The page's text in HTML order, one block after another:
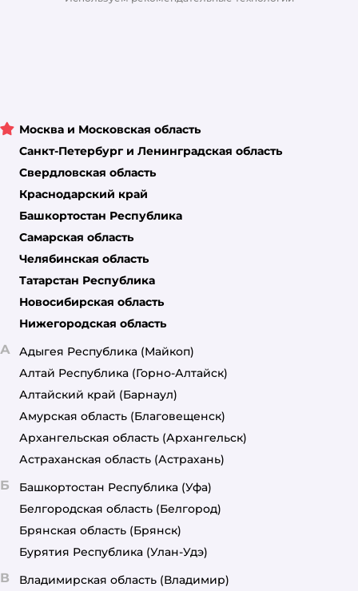
Москва и Московская область
Санкт-Петербург и Ленинградская область
Свердловская область
Краснодарский край
Башкортостан Республика
Самарская область
Челябинская область
Татарстан Республика
Новосибирская область
Нижегородская область
А Адыгея Республика (Майкоп)
Алтай Республика (Горно-Алтайск)
Алтайский край (Барнаул)
Амурская область (Благовещенск)
Архангельская область (Архангельск)
Астраханская область (Астрахань)
Б Башкортостан Республика (Уфа)
Белгородская область (Белгород)
Брянская область (Брянск)
Бурятия Республика (Улан-Удэ)
В Владимирская область (Владимир)